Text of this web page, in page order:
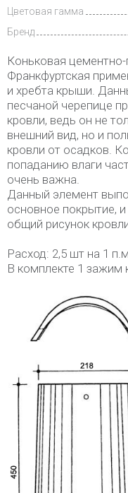
Цветовая гамма
Бренд
Коньковая
Франкфуртская
и хребта крыши.
песчаной черепице
кровли, ведь он не
внешний вид, но и
кровли от осадков.
попаданию влаги
очень важна.
Данный элемент
основное покрытие,
общий рисунок
Расход: 2,5 шт на 1
В комплекте 1 зажим